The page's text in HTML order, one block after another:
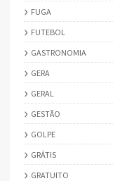
FUGA
FUTEBOL
GASTRONOMIA
GERA
GERAL
GESTÃO
GOLPE
GRÁTIS
GRATUITO